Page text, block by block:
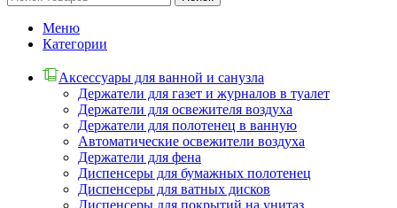
Меню
Категории
Аксессуары для ванной и санузла
Держатели для газет и журналов в туалет
Держатели для освежителя воздуха
Держатели для полотенец в ванную
Автоматические освежители воздуха
Держатели для фена
Диспенсеры для бумажных полотенец
Диспенсеры для ватных дисков